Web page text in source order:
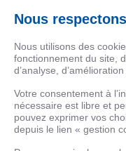
Nous
Nous utilisons des
fonctionnement du site,
d’analyse,
Votre consentement à
nécessaire est libre et
pouvez exprimer vos
depuis le lien « gestion